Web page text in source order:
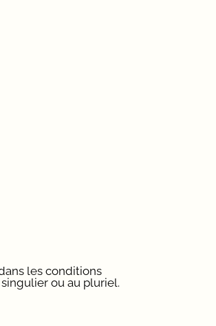
les conditions
ou au pluriel.